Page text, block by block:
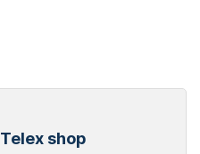
Telex shop